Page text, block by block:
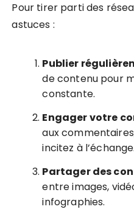
Pour tirer parti des
astuces :
Publier
de contenu pour
constante.
Engager votre
aux
incitez à l’échange.
Partager des
entre images,
infographies.